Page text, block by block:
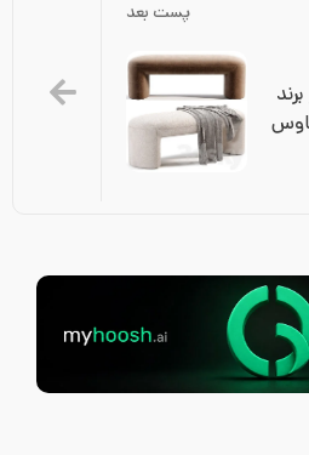
پست بعد